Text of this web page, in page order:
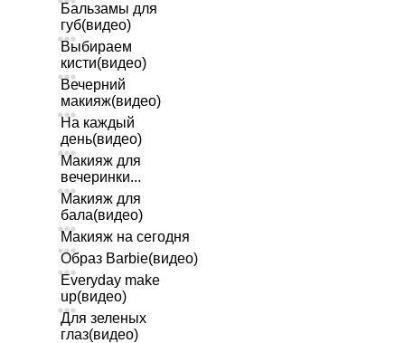
Бальзамы для
губ(видео)
Выбираем
кисти(видео)
Вечерний
макияж(видео)
На каждый
день(видео)
Макияж для
вечеринки...
Макияж для
бала(видео)
Макияж на сегодня
Образ Barbie(видео)
Everyday make
up(видео)
Для зеленых
глаз(видео)